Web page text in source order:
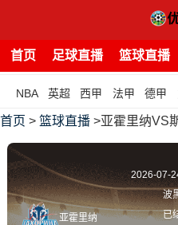
首页 足球直播 篮球直播
NBA 英超 西甲 法甲 德甲
首页 > 篮球直播 >亚霍里纳VS
亚霍里纳
2026-07-
波
已